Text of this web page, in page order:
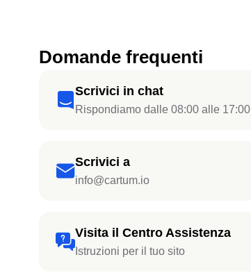
Domande frequenti
Scrivici in chat
Rispondiamo dalle 08:00 alle 17:00
Scrivici a
info@cartum.io
Visita il Centro Assistenza
Istruzioni per il tuo sito